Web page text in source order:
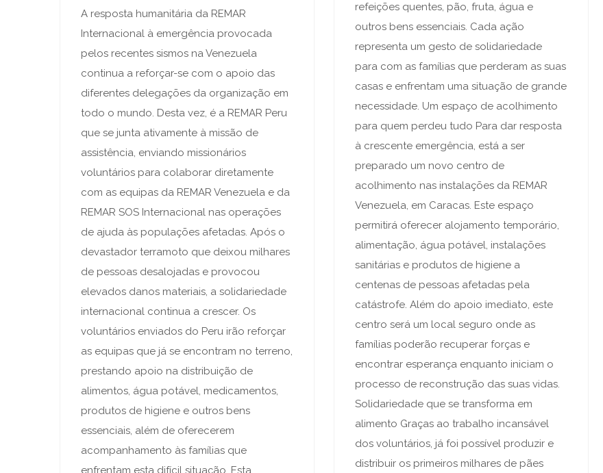
refeições quentes, pão, fruta, água e
outros bens essenciais. Cada ação
representa um gesto de solidariedade
para com as famílias que perderam as suas
casas e enfrentam uma situação de grande
necessidade. Um espaço de acolhimento
para quem perdeu tudo Para dar resposta
à crescente emergência, está a ser
preparado um novo centro de
acolhimento nas instalações da REMAR
Venezuela, em Caracas. Este espaço
permitirá oferecer alojamento temporário,
alimentação, água potável, instalações
sanitárias e produtos de higiene a
centenas de pessoas afetadas pela
catástrofe. Além do apoio imediato, este
centro será um local seguro onde as
famílias poderão recuperar forças e
encontrar esperança enquanto iniciam o
processo de reconstrução das suas vidas.
Solidariedade que se transforma em
alimento Graças ao trabalho incansável
dos voluntários, já foi possível produzir e
distribuir os primeiros milhares de pães
A resposta humanitária da REMAR
Internacional à emergência provocada
pelos recentes sismos na Venezuela
continua a reforçar-se com o apoio das
diferentes delegações da organização em
todo o mundo. Desta vez, é a REMAR Peru
que se junta ativamente à missão de
assistência, enviando missionários
voluntários para colaborar diretamente
com as equipas da REMAR Venezuela e da
REMAR SOS Internacional nas operações
de ajuda às populações afetadas. Após o
devastador terramoto que deixou milhares
de pessoas desalojadas e provocou
elevados danos materiais, a solidariedade
internacional continua a crescer. Os
voluntários enviados do Peru irão reforçar
as equipas que já se encontram no terreno,
prestando apoio na distribuição de
alimentos, água potável, medicamentos,
produtos de higiene e outros bens
essenciais, além de oferecerem
acompanhamento às famílias que
enfrentam esta difícil situação. Esta